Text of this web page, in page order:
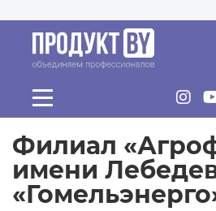
Филиал
имени